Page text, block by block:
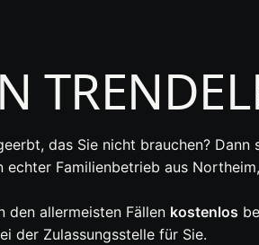
das Sie nicht brauchen? Dann
Familienbetrieb aus
den allermeisten Fällen kostenlos
der Zulassungsstelle für Sie.